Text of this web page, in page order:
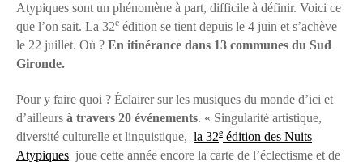
Atypiques sont un phénomène à part, difficile à définir. Voici ce
que l’on sait. La 32e édition se tient depuis le 4 juin et s’achève
le 22 juillet. Où ? En itinérance dans 13 communes du Sud
Gironde.
Pour y faire quoi ? Éclairer sur les musiques du monde d’ici et
d’ailleurs à travers 20 événements. « Singularité artistique,
diversité culturelle et linguistique, la 32e édition des Nuits
Atypiques joue cette année encore la carte de l’éclectisme et de